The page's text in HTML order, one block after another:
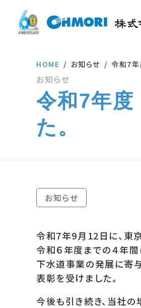
HOME お知らせ 令和7年
お知らせ
令和7年度
た。
お知らせ
令和7年9月12日に、東
令和６年度までの４年間
下水道事業の発展に寄
表彰を受けました。
今後も引き続き、当社の